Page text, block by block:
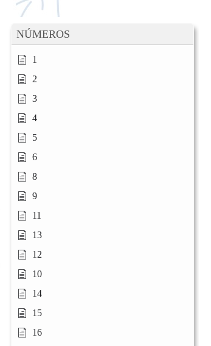
NÚMEROS
1
2
3
4
5
6
8
9
11
13
12
10
14
15
16